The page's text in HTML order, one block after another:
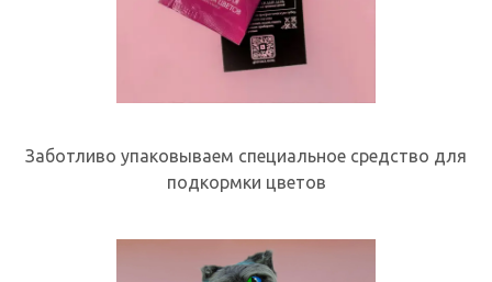
Заботливо упаковываем специальное средство для
подкормки цветов